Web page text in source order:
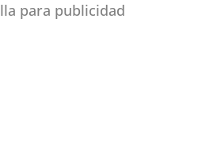
para publicidad